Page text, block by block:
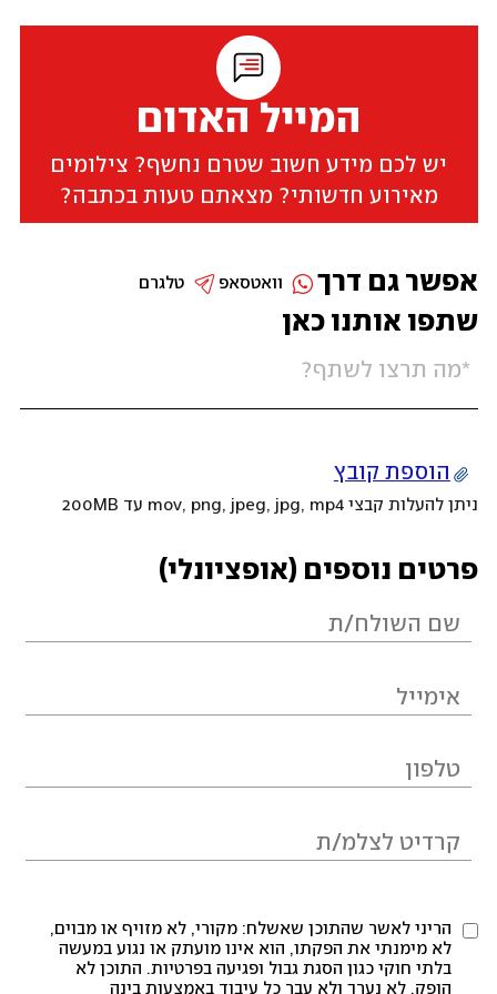
המייל האדום
יש לכם מידע חשוב שטרם נחשף? צילומים
מאירוע חדשותי? מצאתם טעות בכתבה?
שתפו אותנו כאן
הוספת קובץ
ניתן להעלות קבצי mov, png, jpeg, jpg, mp4 עד 200MB
פרטים נוספים (אופציונלי)
הריני לאשר שהתוכן שאשלח: מקורי, לא מזויף או מבוים,
לא מימנתי את הפקתו, הוא אינו מועתק או נגוע במעשה
בלתי חוקי כגון הסגת גבול ופגיעה בפרטיות. התוכן לא
הופק, לא נערך ולא עבר כל עיבוד באמצעות בינה
אפשר גם דרך טלגרם וואטסאפ